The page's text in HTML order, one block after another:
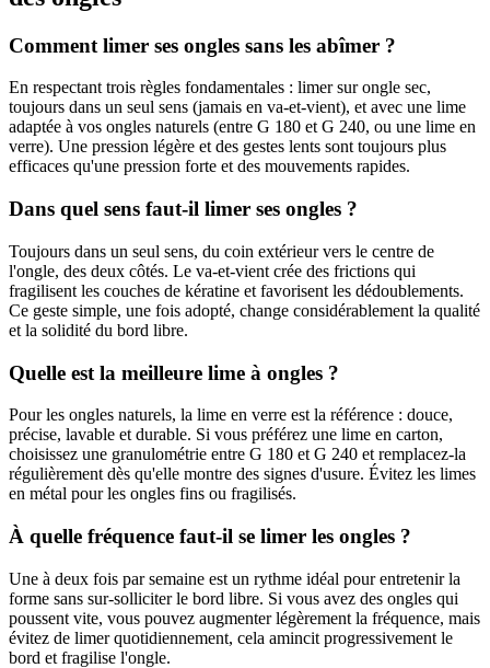
Comment limer ses ongles sans les abîmer ?
En respectant trois règles fondamentales : limer sur ongle sec,
toujours dans un seul sens (jamais en va-et-vient), et avec une lime
adaptée à vos ongles naturels (entre G 180 et G 240, ou une lime en
verre). Une pression légère et des gestes lents sont toujours plus
efficaces qu'une pression forte et des mouvements rapides.
Dans quel sens faut-il limer ses ongles ?
Toujours dans un seul sens, du coin extérieur vers le centre de
l'ongle, des deux côtés. Le va-et-vient crée des frictions qui
fragilisent les couches de kératine et favorisent les dédoublements.
Ce geste simple, une fois adopté, change considérablement la qualité
et la solidité du bord libre.
Quelle est la meilleure lime à ongles ?
Pour les ongles naturels, la lime en verre est la référence : douce,
précise, lavable et durable. Si vous préférez une lime en carton,
choisissez une granulométrie entre G 180 et G 240 et remplacez-la
régulièrement dès qu'elle montre des signes d'usure. Évitez les limes
en métal pour les ongles fins ou fragilisés.
À quelle fréquence faut-il se limer les ongles ?
Une à deux fois par semaine est un rythme idéal pour entretenir la
forme sans sur-solliciter le bord libre. Si vous avez des ongles qui
poussent vite, vous pouvez augmenter légèrement la fréquence, mais
évitez de limer quotidiennement, cela amincit progressivement le
bord et fragilise l'ongle.